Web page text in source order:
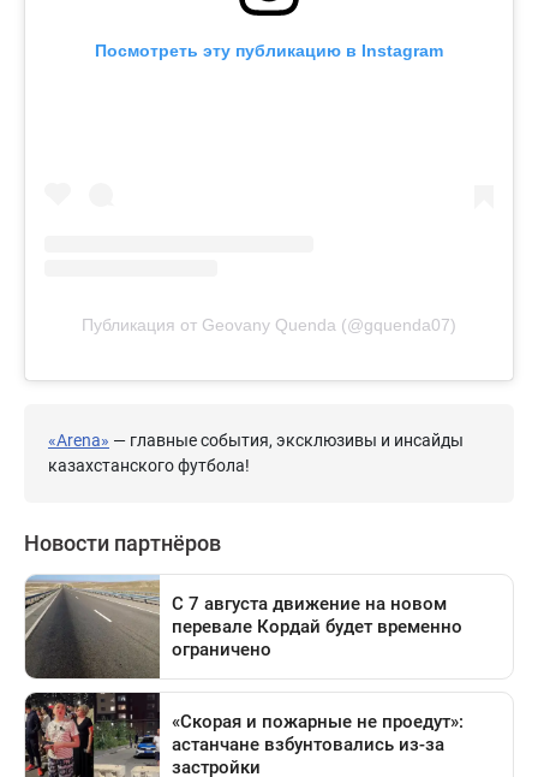
Посмотреть эту публикацию в Instagram
Публикация от Geovany Quenda (@gquenda07)
«Arena» — главные события, эксклюзивы и инсайды
казахстанского футбола!